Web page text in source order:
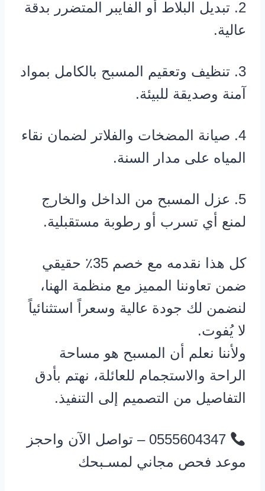
2. تبديل البلاط أو الفايبر المتضرر بدقة
عالية.
3. تنظيف وتعقيم المسبح بالكامل بمواد
آمنة وصديقة للبيئة.
4. صيانة المضخات والفلاتر لضمان نقاء
المياه على مدار السنة.
5. عزل المسبح من الداخل والخارج
لمنع أي تسرب أو رطوبة مستقبلية.
كل هذا نقدمه مع خصم 35٪ حقيقي
ضمن تعاوننا المميز مع منظمة الهنا،
لنضمن لك جودة عالية وسعراً استثنائياً
لا يُفوت.
ولأننا نعلم أن المسبح هو مساحة
الراحة والاستجمام للعائلة، نهتم بأدق
التفاصيل من التصميم إلى التنفيذ.
0555604347 – تواصل الآن واحجز
موعد فحص مجاني لمسـبحك